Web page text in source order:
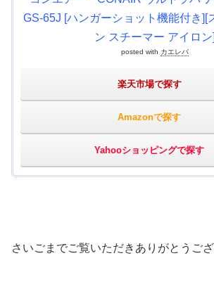
GS-65J [ハンガーショット機能付き][
ン スチーマー アイロン]
posted with カエレバ
楽天市場で探す
Amazonで探す
Yahooショッピングで探す
さいごまでご覧いただきありがとうござ